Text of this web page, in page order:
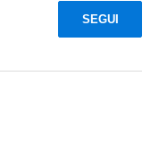
SEGUI